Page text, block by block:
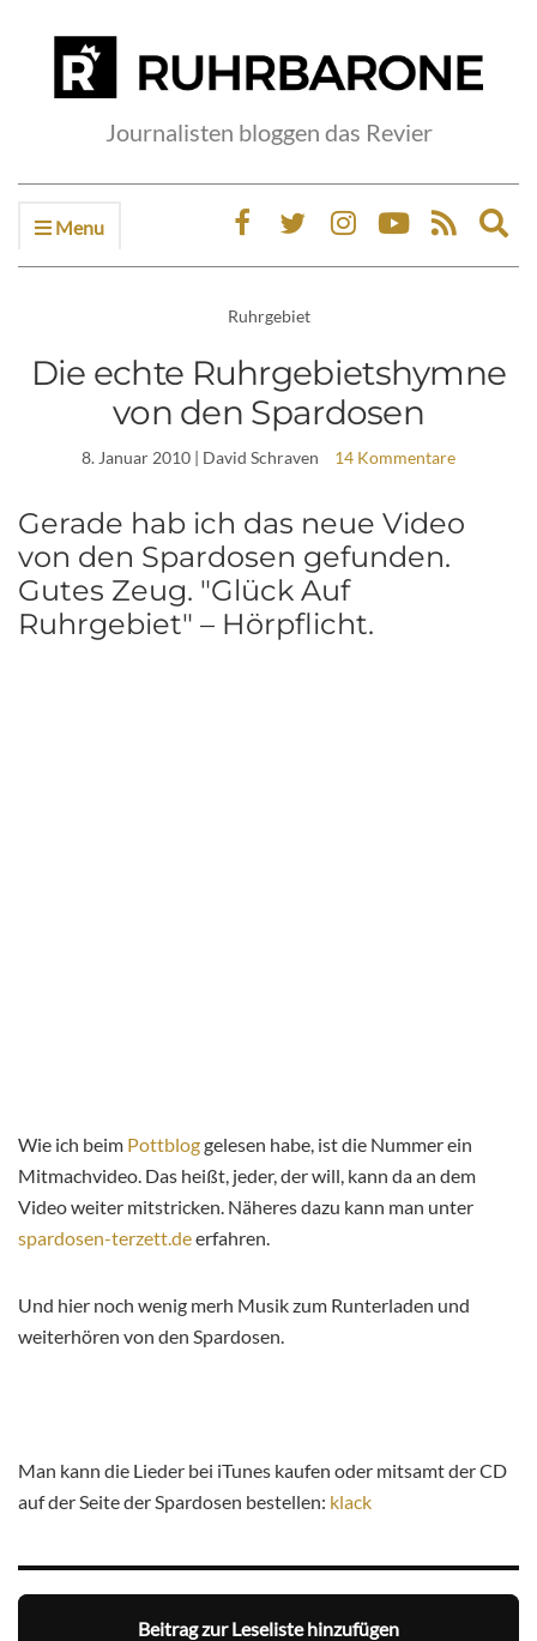
Journalisten bloggen das Revier
Menu
Ruhrgebiet
Die echte Ruhrgebietshymne
von den Spardosen
8. Januar 2010 | David Schraven 14 Kommentare
Gerade hab ich das neue Video
von den Spardosen gefunden.
Gutes Zeug. "Glück Auf
Ruhrgebiet" – Hörpflicht.
Wie ich beim Pottbloggelesen habe, ist die Nummer ein
Mitmachvideo. Das heißt, jeder, der will, kann da an dem
Video weiter mitstricken. Näheres dazu kann man unter
spardosen-terzett.deerfahren.
Und hier noch wenig merh Musik zum Runterladen und
weiterhören von den Spardosen.
Man kann die Lieder bei iTunes kaufen oder mitsamt der CD
auf der Seite der Spardosen bestellen: klack
Beitrag zur Leseliste hinzufügen